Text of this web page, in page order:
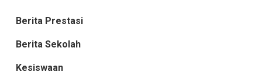
Berita Prestasi
Berita Sekolah
Kesiswaan